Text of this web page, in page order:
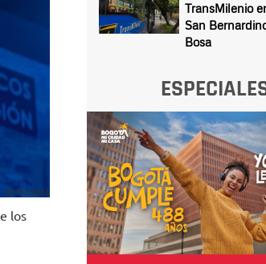
de Bogotá
los
TransMilenio
San
Bosa